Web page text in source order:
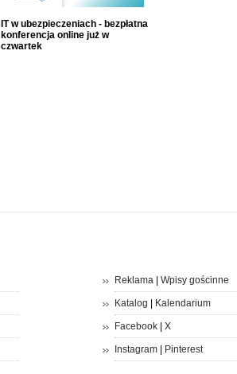
IT w ubezpieczeniach - bezpłatna
konferencja online już w
czwartek
Reklama| Wpisy gościnne
Katalog Kalendarium
Facebook| X
Instagram| Pinterest